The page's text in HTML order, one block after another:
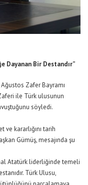
Dayanan Bir Destandır”
Zafer Bayramı
ile Türk ulusunun
söyledi.
ve kararlığını tarih
Gümüş, mesajında şu
Atatürk liderliğinde temeli
Türk Ulusu,